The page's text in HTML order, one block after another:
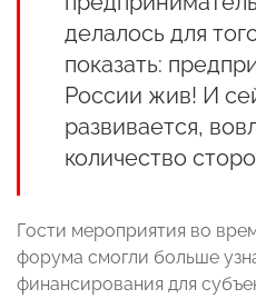
делалось для
показать:
России жив! И
развивается,
количество
Гости мероприятия во
форума смогли больше
финансирования для